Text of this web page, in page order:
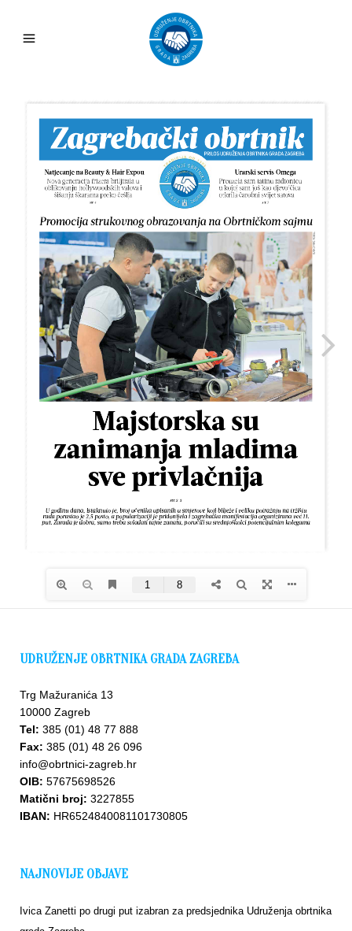
Upišite
se u
bazu
UDRUŽENJE OBRTNIKA GRADA ZAGREBA
Trg Mažuranića 13
10000 Zagreb
Tel: 385 (01) 48 77 888
Fax: 385 (01) 48 26 096
info@obrtnici-zagreb.hr
OIB: 57675698526
Matični broj: 3227855
IBAN: HR6524840081101730805
NAJNOVIJE OBJAVE
Ivica Zanetti po drugi put izabran za predsjednika Udruženja obrtnika